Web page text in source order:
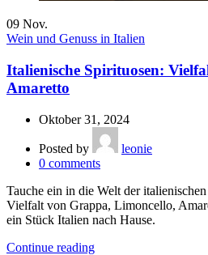
09 Nov.
Wein und Genuss in Italien
Italienische Spirituosen:
Amaretto
Oktober 31, 2024
Posted by
leonie
0 comments
Tauche ein in die Welt der
Vielfalt von Grappa, Limoncello,
ein Stück Italien nach Hause.
Continue reading